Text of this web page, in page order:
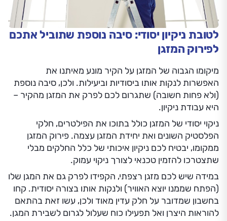
לטובת ניקיון יסודי: סיבה נוספת שתוביל אתכם
לפירוק המזגן
מיקומו הגבוה של המזגן על הקיר מונע מאיתנו את
האפשרות לנקות אותו ביסודיות וביעילות. ולכן, סיבה נוספת
(ולא פחות חשובה) שתגרום לכם לפרק את המזגן מהקיר –
היא עבודת ניקיון.
ניקוי יסודי של המזגן כולל בתוכו את הפילטרים, חלקי
הפלסטיק השונים ואת יחידת המזגן עצמה. פירוק המזגן
ממקומו, יבטיח לכם ניקיון איכותי של כלל החלקים מבלי
שתצטרכו להזמין טכנאי לצורך ניקוי עמוק.
במידה שיש לכם מזגן רצפתי, הקפידו לפרק גם את המגן שלו
(הפתח שממנו יוצא האוויר) ולנקות אותו בצורה יסודית. קחו
בחשבון שמדובר על חלק עדין מאוד ולכן, עשו זאת בהתאם
להוראות היצרן ואל תפעילו כוח שעלול לגרום לשבירת המגן.